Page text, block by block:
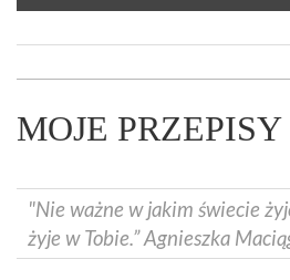
MOJE PRZEPISY
"Nie ważne w jakim świecie
żyje w Tobie.” Agnieszka